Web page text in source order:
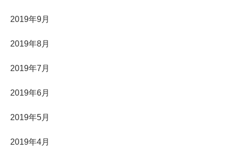
2019年9月
2019年8月
2019年7月
2019年6月
2019年5月
2019年4月